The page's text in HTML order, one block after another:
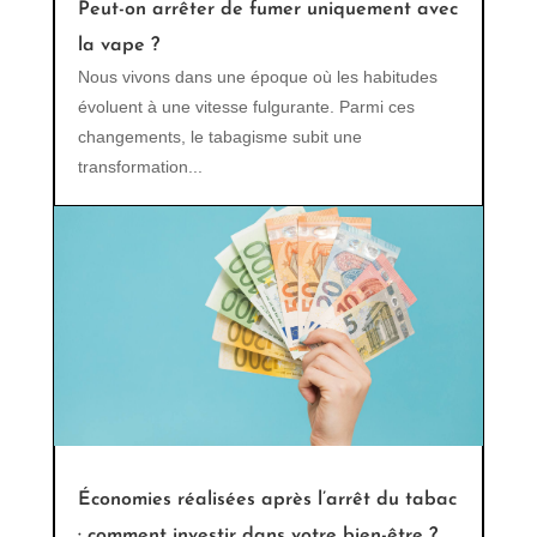
Peut-on arrêter de fumer uniquement avec
la vape ?
Nous vivons dans une époque où les habitudes
évoluent à une vitesse fulgurante. Parmi ces
changements, le tabagisme subit une
transformation...
Économies réalisées après l’arrêt du tabac